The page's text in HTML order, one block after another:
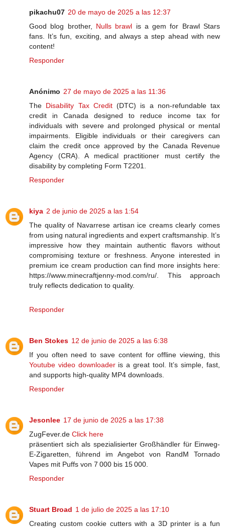
pikachu07 20 de mayo de 2025 a las 12:37
Good blog brother, Nulls brawl is a gem for Brawl Stars
fans. It’s fun, exciting, and always a step ahead with new
content!
Responder
Anónimo 27 de mayo de 2025 a las 11:36
The Disability Tax Credit(DTC) is a non-refundable tax
credit in Canada designed to reduce income tax for
individuals with severe and prolonged physical or mental
impairments. Eligible individuals or their caregivers can
claim the credit once approved by the Canada Revenue
Agency (CRA). A medical practitioner must certify the
disability by completing Form T2201.
Responder
kiya 2 de junio de 2025 a las 1:54
The quality of Navarrese artisan ice creams clearly comes
from using natural ingredients and expert craftsmanship. It’s
impressive how they maintain authentic flavors without
compromising texture or freshness. Anyone interested in
premium ice cream production can find more insights here:
https://www.minecraftjenny-mod.com/ru/. This approach
truly reflects dedication to quality.
Responder
Ben Stokes 12 de junio de 2025 a las 6:38
If you often need to save content for offline viewing, this
Youtube video downloaderis a great tool. It’s simple, fast,
and supports high-quality MP4 downloads.
Responder
Jesonlee 17 de junio de 2025 a las 17:38
ZugFever.de Click here
präsentiert sich als spezialisierter Großhändler für Einweg-
E-Zigaretten, führend im Angebot von RandM Tornado
Vapes mit Puffs von 7 000 bis 15 000.
Responder
Stuart Broad 1 de julio de 2025 a las 17:10
Creating custom cookie cutters with a 3D printer is a fun